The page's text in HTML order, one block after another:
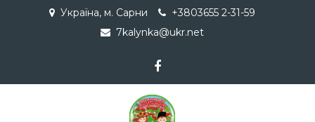
Україна, м. Сарни
+3803655 2-31-59
7kalynka@ukr.net